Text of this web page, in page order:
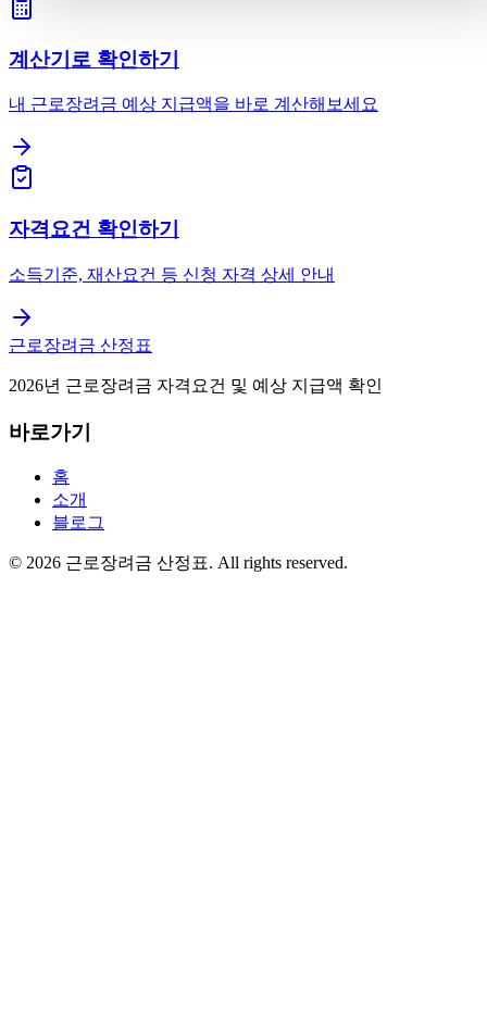
계산기로 확인하기
내 근로장려금 예상 지급액을 바로 계산해보세요
자격요건 확인하기
소득기준, 재산요건 등 신청 자격 상세 안내
근로장려금 산정표
2026년 근로장려금 자격요건 및 예상 지급액 확인
바로가기
홈
소개
블로그
© 2026 근로장려금 산정표. All rights reserved.